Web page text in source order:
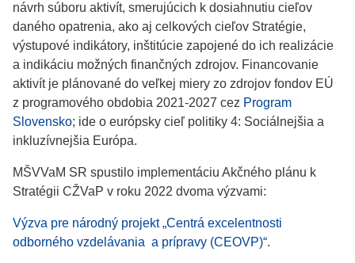
návrh súboru aktivít, smerujúcich k dosiahnutiu cieľov
daného opatrenia, ako aj celkových cieľov Stratégie,
výstupové indikátory, inštitúcie zapojené do ich realizácie
a indikáciu možných finančných zdrojov. Financovanie
aktivít je plánované do veľkej miery zo zdrojov fondov EÚ
z programového obdobia 2021-2027 cez Program
Slovensko; ide o európsky cieľ politiky 4: Sociálnejšia a
inkluzívnejšia Európa.
MŠVVaM SR spustilo implementáciu Akčného plánu k
Stratégii CŽVaP v roku 2022 dvoma výzvami:
Výzva pre národný projekt „Centrá excelentnosti
odborného vzdelávania a prípravy (CEOVP)“.